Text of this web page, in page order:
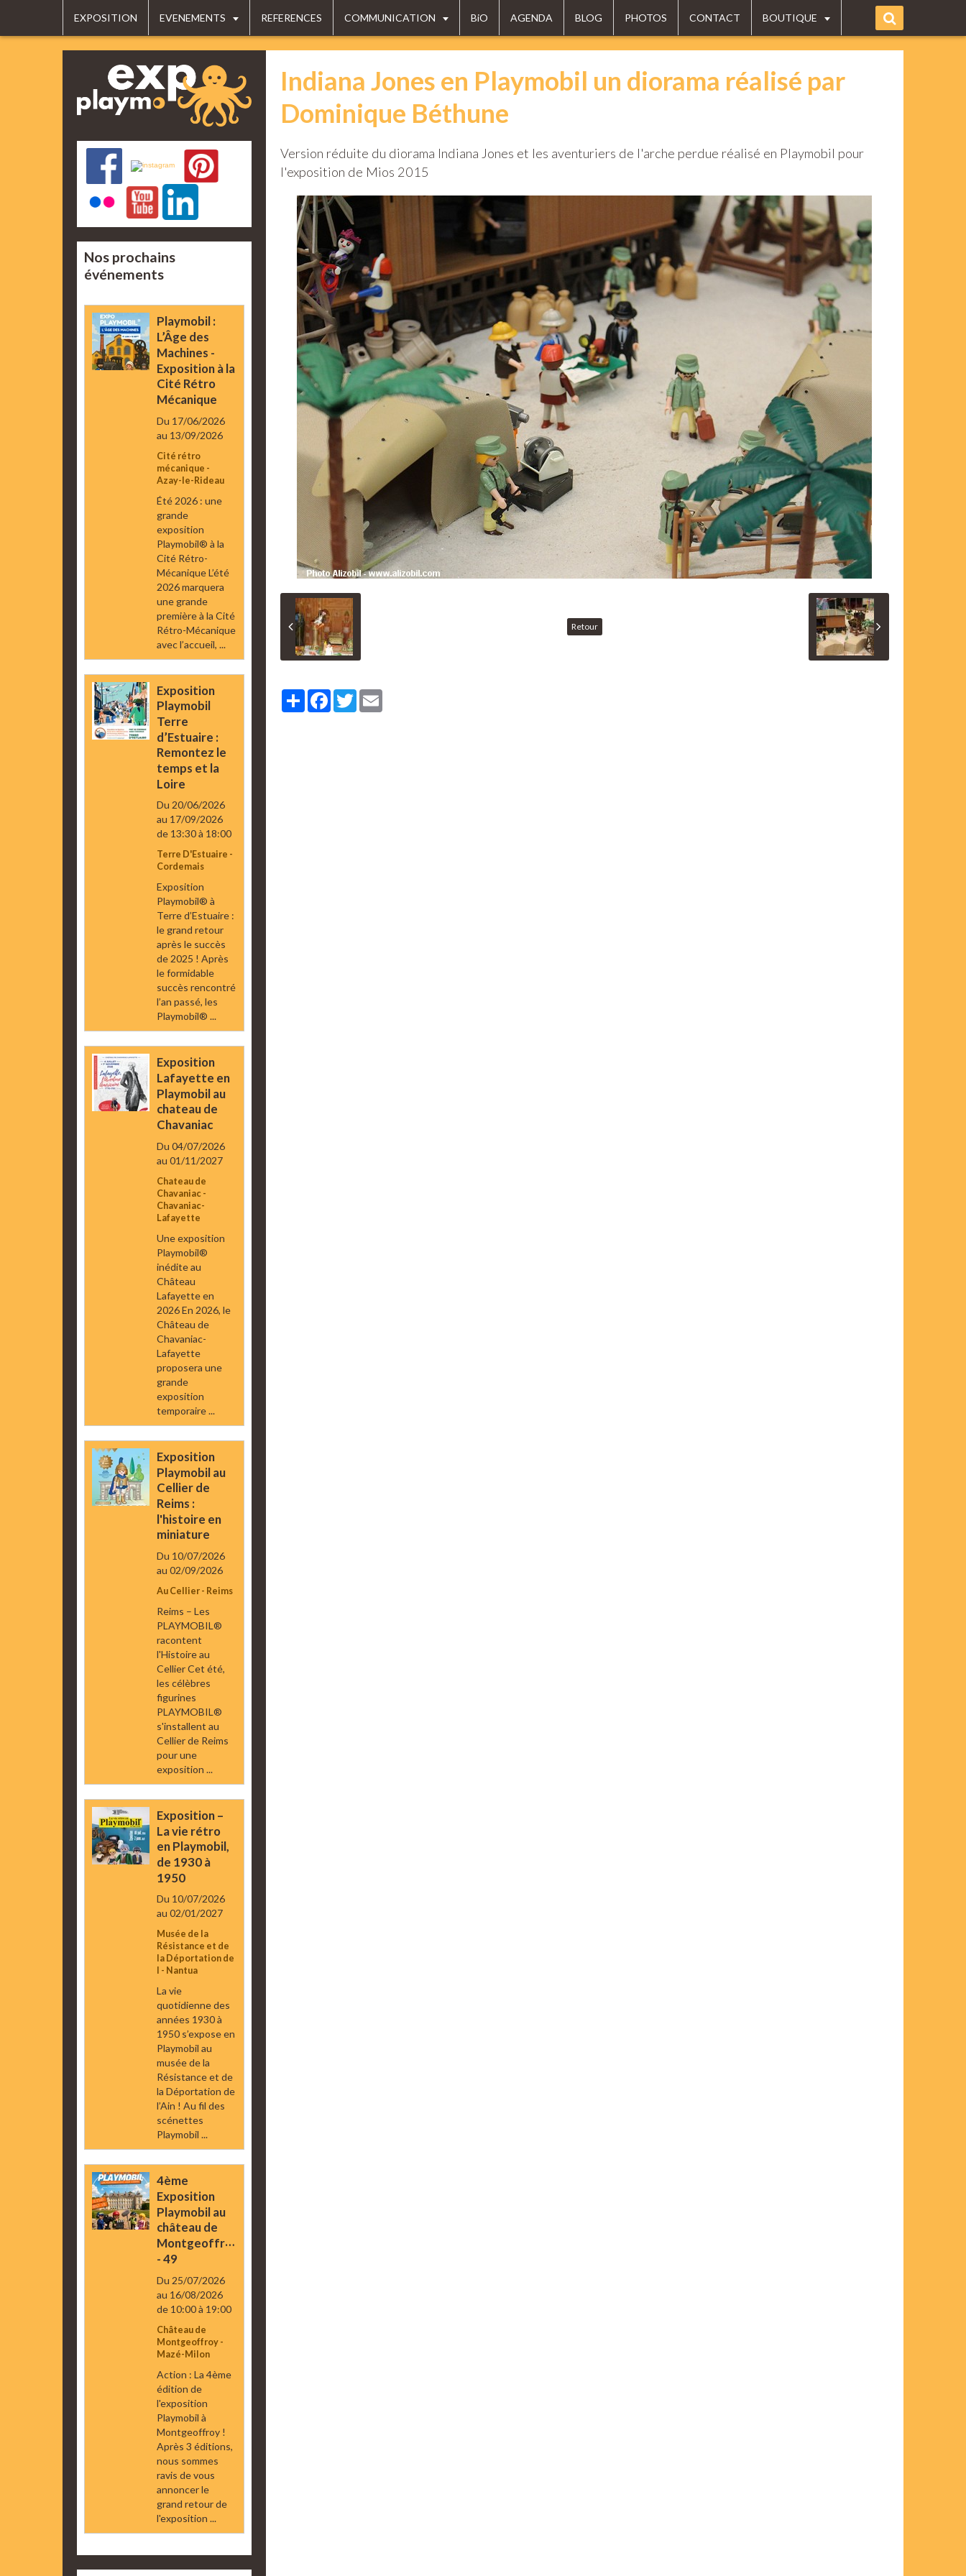
EXPOSITION EVENEMENTS REFERENCES COMMUNICATION BiO AGENDA BLOG PHOTOS CONTACT BOUTIQUE
Indiana Jones en Playmobil un diorama réalisé par
Dominique Béthune
Version réduite du diorama Indiana Jones et les aventuriers de l'arche perdue réalisé en Playmobil pour
l'exposition de Mios 2015
Retour
PartagerFacebook
TwitterEmail
Nos prochains
événements
Playmobil :
L’Âge des
Machines -
Exposition à la
Cité Rétro
Mécanique
Du 17/06/2026
au 13/09/2026
Cité rétro
mécanique -
Azay-le-Rideau
Été 2026 : une
grande
exposition
Playmobil® à la
Cité Rétro-
Mécanique L’été
2026 marquera
une grande
première à la Cité
Rétro-Mécanique
avec l’accueil, ...
Exposition
Playmobil
Terre
d’Estuaire :
Remontez le
temps et la
Loire
Du 20/06/2026
au 17/09/2026
de 13:30à 18:00
Terre D'Estuaire -
Cordemais
Exposition
Playmobil® à
Terre d’Estuaire :
le grand retour
après le succès
de 2025 ! Après
le formidable
succès rencontré
l’an passé, les
Playmobil® ...
Exposition
Lafayette en
Playmobil au
chateau de
Chavaniac
Du 04/07/2026
au 01/11/2027
Chateau de
Chavaniac -
Chavaniac-
Lafayette
Une exposition
Playmobil®
inédite au
Château
Lafayette en
2026 En 2026, le
Château de
Chavaniac-
Lafayette
proposera une
grande
exposition
temporaire ...
Exposition
Playmobil au
Cellier de
Reims :
l'histoire en
miniature
Du 10/07/2026
au 02/09/2026
Au Cellier - Reims
Reims – Les
PLAYMOBIL®
racontent
l'Histoire au
Cellier Cet été,
les célèbres
figurines
PLAYMOBIL®
s'installent au
Cellier de Reims
pour une
exposition ...
Exposition –
La vie rétro
en Playmobil,
de 1930 à
1950
Du 10/07/2026
au 02/01/2027
Musée de la
Résistance et de
la Déportation de
l - Nantua
La vie
quotidienne des
années 1930 à
1950 s’expose en
Playmobil au
musée de la
Résistance et de
la Déportation de
l’Ain ! Au fil des
scénettes
Playmobil ...
4ème
Exposition
Playmobil au
château de
Montgeoffroy
- 49
Du 25/07/2026
au 16/08/2026
de 10:00à 19:00
Château de
Montgeoffroy -
Mazé-Milon
Action : La 4ème
édition de
l'exposition
Playmobil à
Montgeoffroy !
Après 3 éditions,
nous sommes
ravis de vous
annoncer le
grand retour de
l'exposition ...